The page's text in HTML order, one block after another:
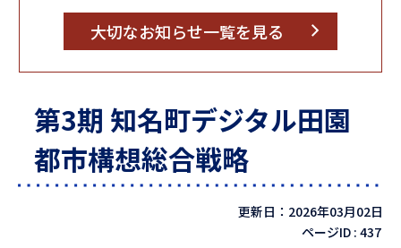
大切なお知らせ一覧を見る
第3期 知名町デジタル田園
都市構想総合戦略
更新日：2026年03月02日
ページID : 437